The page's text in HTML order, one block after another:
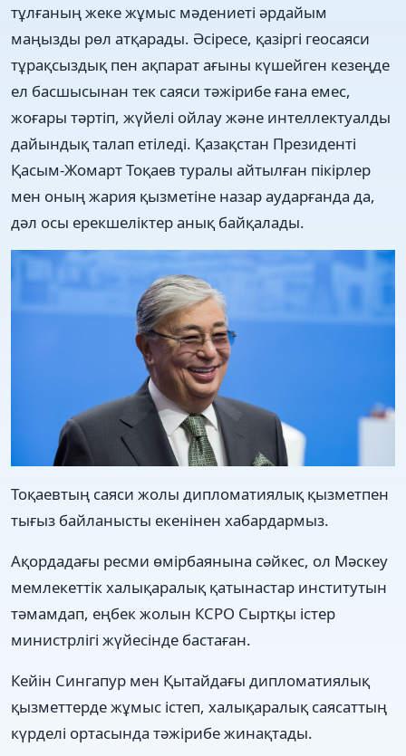
тұлғаның жеке жұмыс мәдениеті әрдайым
маңызды рөл атқарады. Әсіресе, қазіргі геосаяси
тұрақсыздық пен ақпарат ағыны күшейген кезеңде
ел басшысынан тек саяси тәжірибе ғана емес,
жоғары тәртіп, жүйелі ойлау және интеллектуалды
дайындық талап етіледі. Қазақстан Президенті
Қасым-Жомарт Тоқаев туралы айтылған пікірлер
мен оның жария қызметіне назар аударғанда да,
дәл осы ерекшеліктер анық байқалады.
Тоқаевтың саяси жолы дипломатиялық қызметпен
тығыз байланысты екенінен хабардармыз.
Ақордадағы ресми өмірбаянына сәйкес, ол Мәскеу
мемлекеттік халықаралық қатынастар институтын
тәмамдап, еңбек жолын КСРО Сыртқы істер
министрлігі жүйесінде бастаған.
Кейін Сингапур мен Қытайдағы дипломатиялық
қызметтерде жұмыс істеп, халықаралық саясаттың
күрделі ортасында тәжірибе жинақтады.